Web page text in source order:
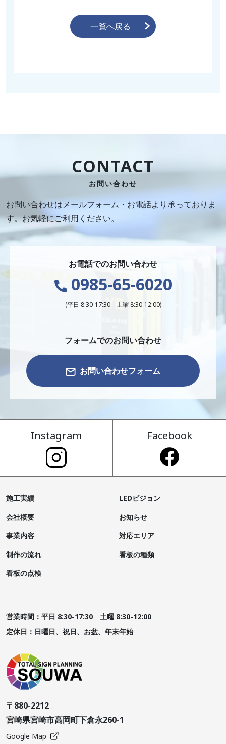
一覧へ戻る
CONTACT
お問い合わせ
お問い合わせはメールフォーム・お電話より承っておりま
す。お気軽にご利用ください。
お電話でのお問い合わせ
0985-65-6020
(平日 8:30-17:30 土曜 8:30-12:00)
フォームでのお問い合わせ
お問い合わせフォーム
Instagram Facebook
〒880-2212
宮崎県宮崎市高岡町下倉永260-1
Google Map
施工実績
LEDビジョン
会社概要
お知らせ
事業内容
対応エリア
制作の流れ
看板の種類
看板の点検
営業時間：平日 8:30-17:30 土曜 8:30-12:00
定休日：日曜日、祝日、お盆、年末年始